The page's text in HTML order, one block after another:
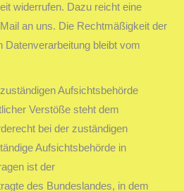
widerrufen. Dazu reicht eine
an uns. Die Rechtmäßigkeit der
Datenverarbeitung bleibt vom
Aufsichtsbehörde
Verstöße steht dem
bei der zuständigen
Aufsichtsbehörde in
ist der
des Bundeslandes, in dem